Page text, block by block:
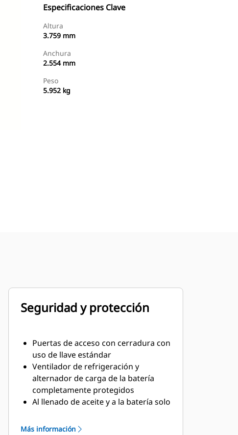
Especificaciones Clave
Altura
3.759 mm
Anchura
2.554 mm
Peso
5.952 kg
Seguridad y protección
Puertas de acceso con cerradura con
uso de llave estándar
Ventilador de refrigeración y
alternador de carga de la batería
completamente protegidos
Al llenado de aceite y a la batería solo
con cerradura
Más información